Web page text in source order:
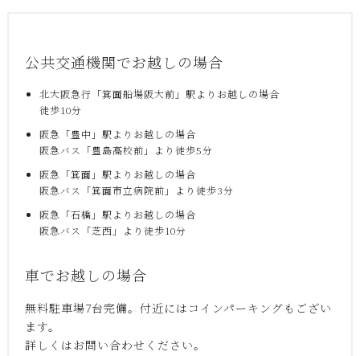
公共交通機関でお越しの場合
北大阪急行「箕面船場阪大前」駅よりお越しの場合
徒歩10分
阪急「豊中」駅よりお越しの場合
阪急バス「豊島高校前」より徒歩5分
阪急「箕面」駅よりお越しの場合
阪急バス「箕面市立病院前」より徒歩3分
阪急「石橋」駅よりお越しの場合
阪急バス「芝西」より徒歩10分
車でお越しの場合
無料駐車場7台完備。付近にはコインパーキングもござい
ます。
詳しくはお問い合わせください。